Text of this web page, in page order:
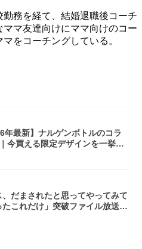
務を経て、結婚退職後コーチ
マ友達向けにママ向けのコー
をコーチングしている。
年最新】ナルゲンボトルのコラ
今買える限定デザインを一挙紹
、だまされたと思ってやってみて
たこれだけ」突破ファイル放送で